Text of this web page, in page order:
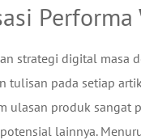
strategi digital masa
tulisan pada setiap
ulasan produk sangat
lainnya.